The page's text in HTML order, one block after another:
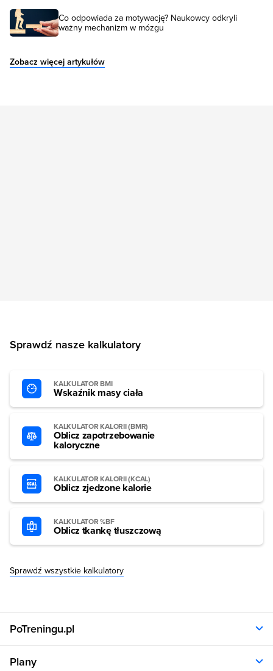
Co odpowiada za motywację? Naukowcy odkryli
ważny mechanizm w mózgu
Zobacz więcej artykułów
Sprawdź nasze kalkulatory
KALKULATOR BMI
Wskaźnik masy ciała
KALKULATOR KALORII (BMR)
Oblicz zapotrzebowanie
kaloryczne
KALKULATOR KALORII (KCAL)
Oblicz zjedzone kalorie
KALKULATOR %BF
Oblicz tkankę tłuszczową
Sprawdź wszystkie kalkulatory
PoTreningu.pl
Polityka prywatności
Plany